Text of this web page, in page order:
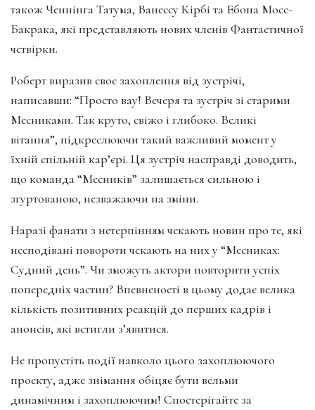
також Ченнінга Татума, Ванессу Кірбі та Ебона Мосс-
Бакрака, які представляють нових членів Фантастичної
четвірки.
Роберт виразив своє захоплення від зустрічі,
написавши: “Просто вау! Вечеря та зустріч зі старими
Месниками. Так круто, свіжо і глибоко. Великі
вітання”, підкреслюючи такий важливий момент у
їхній спільній кар’єрі. Ця зустріч насправді доводить,
що команда “Месників” залишається сильною і
згуртованою, незважаючи на зміни.
Наразі фанати з нетерпінням чекають новин про те, які
несподівані повороти чекають на них у “Месниках:
Судний день”. Чи зможуть актори повторити успіх
попередніх частин? Впевненості в цьому додає велика
кількість позитивних реакцій до перших кадрів і
анонсів, які встигли з’явитися.
Не пропустіть події навколо цього захоплюючого
проекту, адже знімання обіцяє бути вельми
динамічним і захоплюючим! Спостерігайте за